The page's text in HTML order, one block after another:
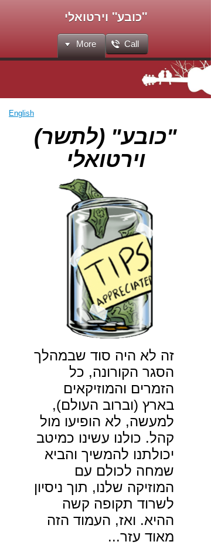
"כובע" וירטואלי
Call
More
English
"כובע" (לתשר)
וירטואלי
זה לא היה סוד שבמהלך
הסגר הקורונה, כל
הזמרים והמוזיקאים
בארץ (וברוב העולם),
למעשה, לא הופיעו מול
קהל. כולנו עשינו כמיטב
יכולתנו להמשיך והביא
שמחה לכולם עם
המוזיקה שלנו, תוך ניסיון
לשרוד תקופה קשה
ההיא. ואז, העמוד הזה
מאוד עזר...